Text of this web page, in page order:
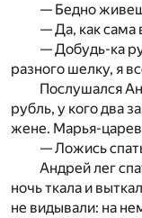
— Бедно
— Да, как сама
— Добудь-ка
разного шелку, я
Послушался
рубль, у кого два
жене. Марья-
— Ложись
Андрей лег
ночь ткала и
не видывали: на